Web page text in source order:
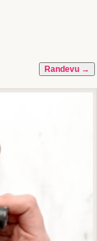
Randevu →